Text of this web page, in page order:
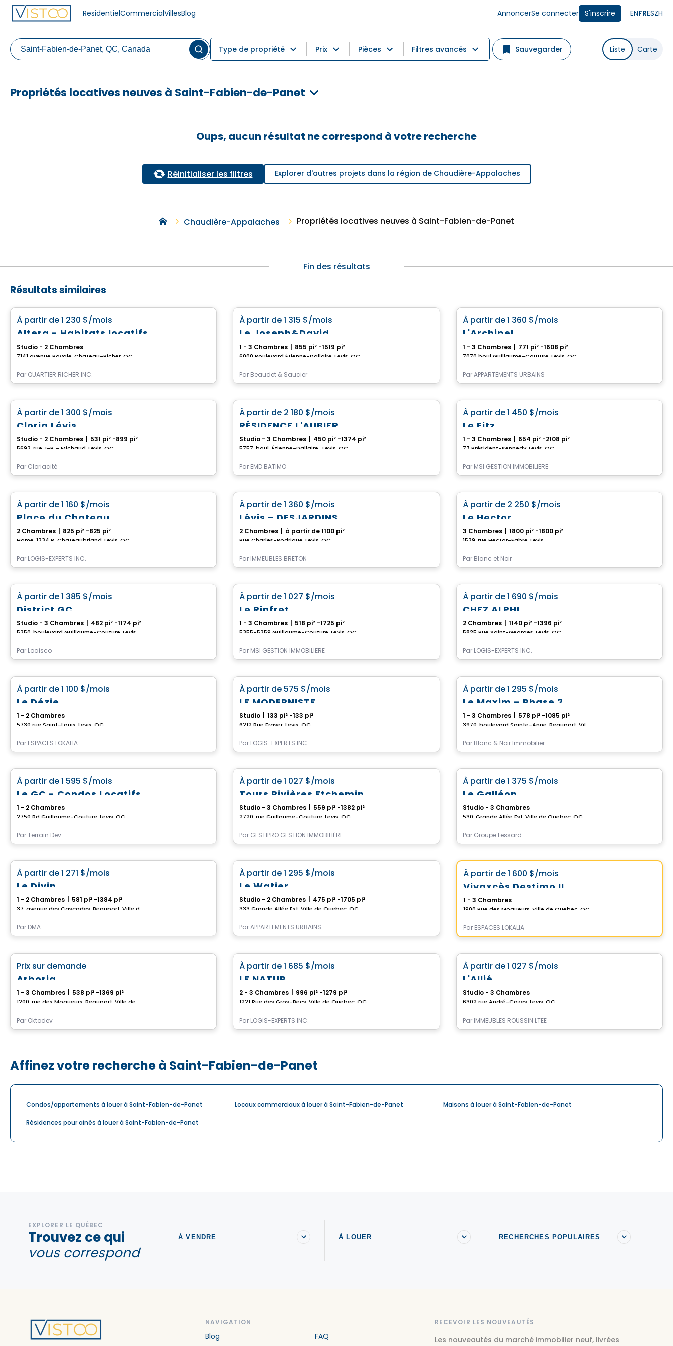
ResidentielCommercialVillesBlog AnnoncerSe connecter S'inscrire ENFRESZH
Type de propriété Prix Pièces Filtres avancés Sauvegarder Liste Carte
Propriétés locatives neuves à Saint-Fabien-de-Panet
Oups, aucun résultat ne correspond à votre recherche
Réinitialiser les filtres Explorer d'autres projets dans la région de Chaudière-Appalaches
Chaudière-Appalaches Propriétés locatives neuves à Saint-Fabien-de-Panet
Fin des résultats
Résultats similaires
À partir de1 230 $/mois
Altera - Habitats locatifs
Studio - 2 Chambres
7141 avenue Royale, Chateau-Richer, QC
Par QUARTIER RICHER INC.
À partir de1 315 $/mois
Le Joseph&David
1 - 3 Chambres 855 pi² -1519 pi²
6000 Boulevard Étienne-Dallaire, Levis, QC
Par Beaudet & Saucier
À partir de1 360 $/mois
L'Archipel
1 - 3 Chambres 771 pi² -1608 pi²
7070 boul Guillaume-Couture, Levis, QC
ParAPPARTEMENTS URBAINS
Condo/Appartement
À partir de1 300 $/mois
Cloria Lévis
Studio - 2 Chambres 531 pi² -899 pi²
5693, rue J-B – Michaud, Levis, QC
Par Cloriacité
Appartement
À partir de 2 180 $/mois
RÉSIDENCE L'AUBIER
Studio - 3 Chambres 450 pi² -1374 pi²
5757, boul. Étienne-Dallaire , Levis, QC
Par EMD BATIMO
Condo/Appartement
À partir de1 450 $/mois
Le Fitz
1 - 3 Chambres 654 pi² -2108 pi²
77 Président-Kennedy, Levis, QC
Par MSI GESTION IMMOBILIÈRE
Condo/Appartement
À partir de1 160 $/mois
Place du Chateau
2 Chambres 825 pi² -825 pi²
Home, 1334 R. Chateaubriand, Levis, QC
Par LOGIS-EXPERTS INC.
Condo/Appartement
À partir de1 360 $/mois
Lévis – DESJARDINS
2 Chambres à partir de 1100 pi²
Rue Charles-Rodrigue, Levis, QC
Par IMMEUBLES BRETON
Condo/Appartement
À partir de 2 250 $/mois
Le Hector
3 Chambres 1800 pi² -1800 pi²
1539, rue Hector-Fabre, Levis
Par Blanc et Noir
Condo/Appartement
À partir de1 385 $/mois
District GC
Studio - 3 Chambres 482 pi² -1174 pi²
Par Logisco
Condo/Appartement
À partir de1 027 $/mois
Le Rinfret
1 - 3 Chambres 518 pi² -1725 pi²
5355-5359 Guillaume-Couture, Levis, QC
Par MSI GESTION IMMOBILIÈRE
Condo/Appartement
À partir de1 690 $/mois
CHEZ ALPHI
2 Chambres 1140 pi² -1396 pi²
5825 Rue Saint-Georges, Levis, QC
Par LOGIS-EXPERTS INC.
Condo/Appartement
À partir de1 100 $/mois
Le Dézie
1 - 2 Chambres
5730 rue Saint-Louis, Levis, QC
Par ESPACES LOKALIA
Condo/Appartement
À partir de 575 $/mois
LE MODERNISTE
Studio 133 pi² -133 pi²
6212 Rue Fraser, Levis, QC
Par LOGIS-EXPERTS INC.
Condo/Appartement
À partir de1 295 $/mois
Le Maxim – Phase 2
1 - 3 Chambres 578 pi² -1085 pi²
Par Blanc & Noir Immobilier
Condo/Appartement
À partir de1 595 $/mois
Le GC - Condos Locatifs
1 - 2 Chambres
2750 Bd Guillaume-Couture, Levis, QC
ParTerrain Dev
Condo/Appartement
À partir de1 027 $/mois
Tours Rivières Etchemin
Studio - 3 Chambres 559 pi² -1382 pi²
2720, rue Guillaume-Couture, Levis, QC
Par GESTIPRO GESTION IMMOBILIÈRE
Condo/Appartement
À partir de1 375 $/mois
Le Galléon
Studio - 3 Chambres
530, Grande Allée Est, Ville de Quebec, QC
Par Groupe Lessard
Condo/Appartement
À partir de1 271 $/mois
Le Divin
1 - 2 Chambres 581 pi² -1384 pi²
Par DMA
Condo/Appartement
À partir de1 295 $/mois
Le Watier
Studio - 2 Chambres 475 pi² -1705 pi²
333 Grande Allée Est, Ville de Quebec, QC
ParAPPARTEMENTS URBAINS
À partir de1 600 $/mois
Vivaxcès Destimo II
1 - 3 Chambres
1900 Rue des Moqueurs, Ville de Quebec, QC
Par ESPACES LOKALIA
Prix sur demande
Arboria
1 - 3 Chambres 538 pi² -1369 pi²
Par Oktodev
À partir de1 685 $/mois
LE NATUR
2 - 3 Chambres 996 pi² -1279 pi²
1221 Rue des Gros-Becs, Ville de Quebec, QC
Par LOGIS-EXPERTS INC.
Condo/Appartement
À partir de1 027 $/mois
L'Allié
Studio - 3 Chambres
6302 rue André-Cazes, Levis, QC
Par IMMEUBLES ROUSSIN LTEE
Affinez votre recherche à Saint-Fabien-de-Panet
Condos/appartements à louer à Saint-Fabien-de-Panet Locaux commerciaux à louer à Saint-Fabien-de-Panet Maisons à louer à Saint-Fabien-de-Panet
Résidences pour aînés à louer à Saint-Fabien-de-Panet
EXPLORER LE QUÉBEC
Trouvez ce qui
vous correspond
À VENDRE À LOUER RECHERCHES POPULAIRES
NAVIGATION
Blog FAQ
RECEVOIR LES NOUVEAUTÉS
Les nouveautés du marché immobilier neuf, livrées